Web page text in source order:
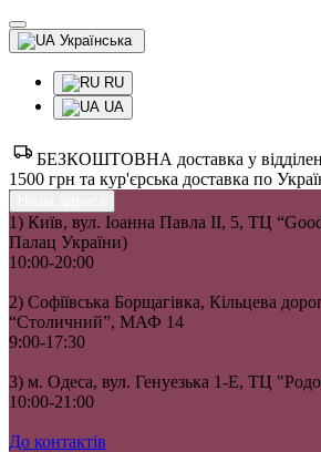
Українська
RU
UA
БЕЗКОШТОВНА доставка у
1500 грн та кур'єрська доставка по
1) Київ, вул. Іоанна Павла II, 5, ТЦ
Палац України)
10:00-20:00
2) Софіївська Борщагівка, Кільцева
“Столичний”, МАФ 14
9:00-17:30
3) м. Одеса, вул. Генуезька 1-Е, ТЦ
10:00-21:00
До контактів